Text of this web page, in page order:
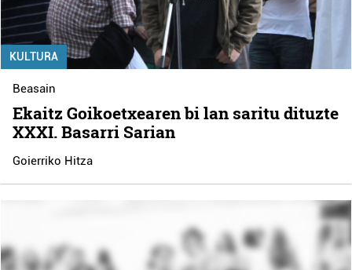
KULTURA
Beasain
Ekaitz Goikoetxearen bi lan saritu dituzte
XXXI. Basarri Sarian
Goierriko Hitza